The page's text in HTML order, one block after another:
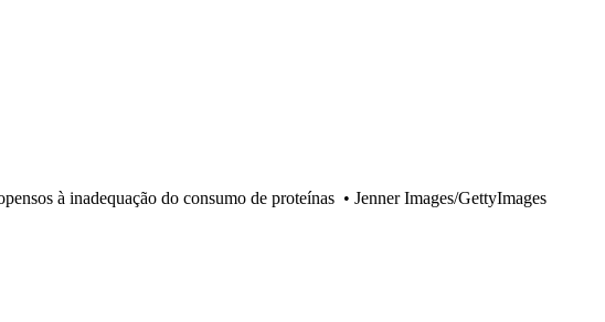
à inadequação do consumo de proteínas • Jenner Images/GettyImages